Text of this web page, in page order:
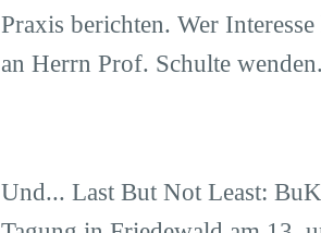
Praxis berichten. Wer
an Herrn Prof. Schulte wenden.
Und... Last But Not Least: